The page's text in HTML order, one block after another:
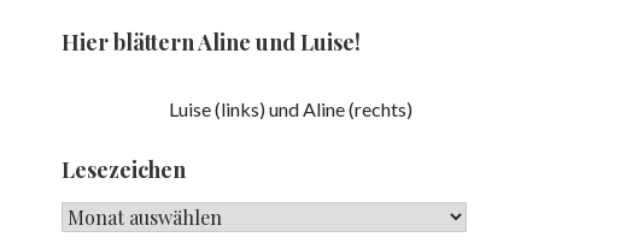
Hier blättern Aline und Luise!
Luise (links) und Aline (rechts)
Lesezeichen
Lesezeichen